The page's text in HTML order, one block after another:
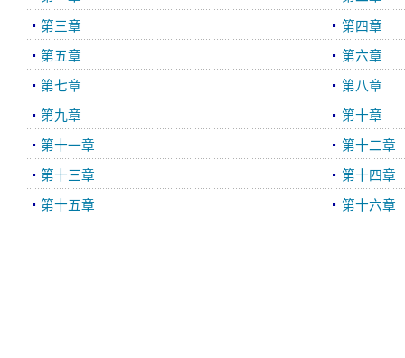
第三章 第四章
第五章 第六章
第七章 第八章
第九章 第十章
第十一章 第十二章
第十三章 第十四章
第十五章 第十六章